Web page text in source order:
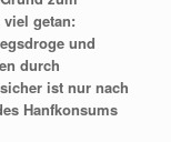
getan:
und
durch
ist nur nach
Hanfkonsums